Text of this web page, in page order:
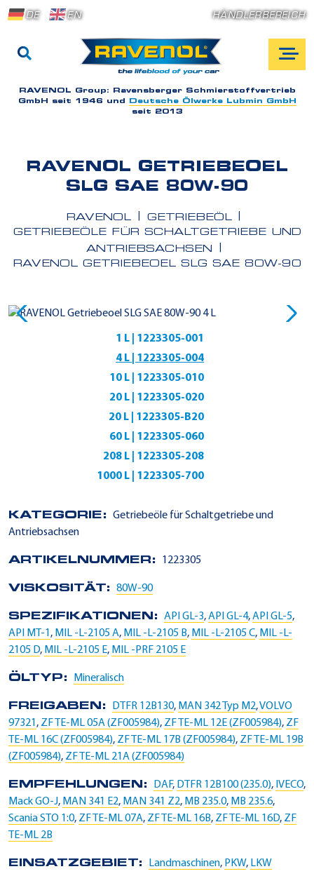
DE EN HÄNDLERBEREICH
RAVENOL Group: Ravensberger Schmierstoffvertrieb
GmbH seit 1946 und
Deutsche Ölwerke Lubmin GmbH
seit 2013
RAVENOL GETRIEBEOEL
SLG SAE 80W-90
RAVENOL
GETRIEBEÖL
GETRIEBEÖLE FÜR SCHALTGETRIEBE UND
ANTRIEBSACHSEN
RAVENOL GETRIEBEOEL SLG SAE 80W-90
1 L | 1223305-001
4 L | 1223305-004
10 L | 1223305-010
20 L | 1223305-020
20 L | 1223305-B20
60 L | 1223305-060
208 L | 1223305-208
1000 L | 1223305-700
KATEGORIE: Getriebeöle für Schaltgetriebe und
Antriebsachsen
ARTIKELNUMMER: 1223305
VISKOSITÄT: 80W-90
SPEZIFIKATIONEN: API GL-3,API GL-4,API GL-5,
API MT-1 , MIL -L-2105 A, MIL -L-2105 B, MIL -L-2105 C, MIL -L-
2105 D, MIL -L-2105 E, MIL -PRF 2105 E
ÖLTYP: Mineralisch
FREIGABEN: DTFR 12B130, MAN 342 Typ M2,VOLVO
97321 , ZF TE-ML 05A (ZF005984), ZF TE-ML 12E (ZF005984), ZF
TE-ML 16C (ZF005984), ZF TE-ML 17B (ZF005984), ZF TE-ML 19B
(ZF005984), ZF TE-ML 21A (ZF005984)
EMPFEHLUNGEN: DAF, DTFR 12B100 (235.0), IVECO,
Mack GO-J, MAN 341 E2, MAN 341 Z2, MB 235.0, MB 235.6,
Scania STO 1:0, ZF TE-ML 07A, ZF TE-ML 16B, ZF TE-ML 16D, ZF
TE-ML 2B
EINSATZGEBIET: Landmaschinen, PKW, LKW